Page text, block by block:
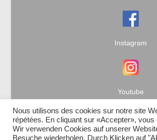
Instagram
Youtube
Nous utilisons des cookies sur notre site
répétées. En cliquant sur «Accepter»,
Wir verwenden Cookies auf unserer
Besuche wiederholen. Durch Klicken auf